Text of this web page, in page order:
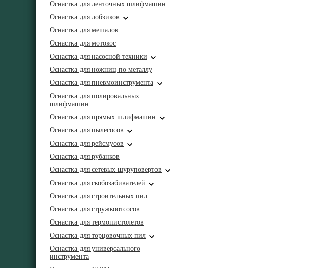
Оснастка для ленточных шлифмашин
Оснастка для лобзиков
Оснастка для мешалок
Оснастка для мотокос
Оснастка для насосной техники
Оснастка для ножниц по металлу
Оснастка для пневмоинструмента
Оснастка для полировальных
шлифмашин
Оснастка для прямых шлифмашин
Оснастка для пылесосов
Оснастка для рейсмусов
Оснастка для рубанков
Оснастка для сетевых шуруповертов
Оснастка для скобозабивателей
Оснастка для строительных пил
Оснастка для стружкоотсосов
Оснастка для термопистолетов
Оснастка для торцовочных пил
Оснастка для универсального
инструмента